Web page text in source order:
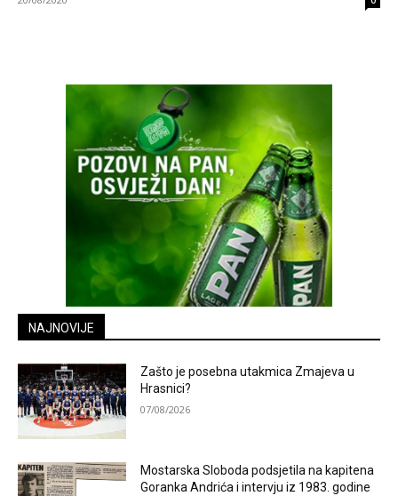
NAJNOVIJE
Zašto je posebna utakmica Zmajeva u
Hrasnici?
07/08/2026
Mostarska Sloboda podsjetila na kapitena
Goranka Andrića i intervju iz 1983. godine